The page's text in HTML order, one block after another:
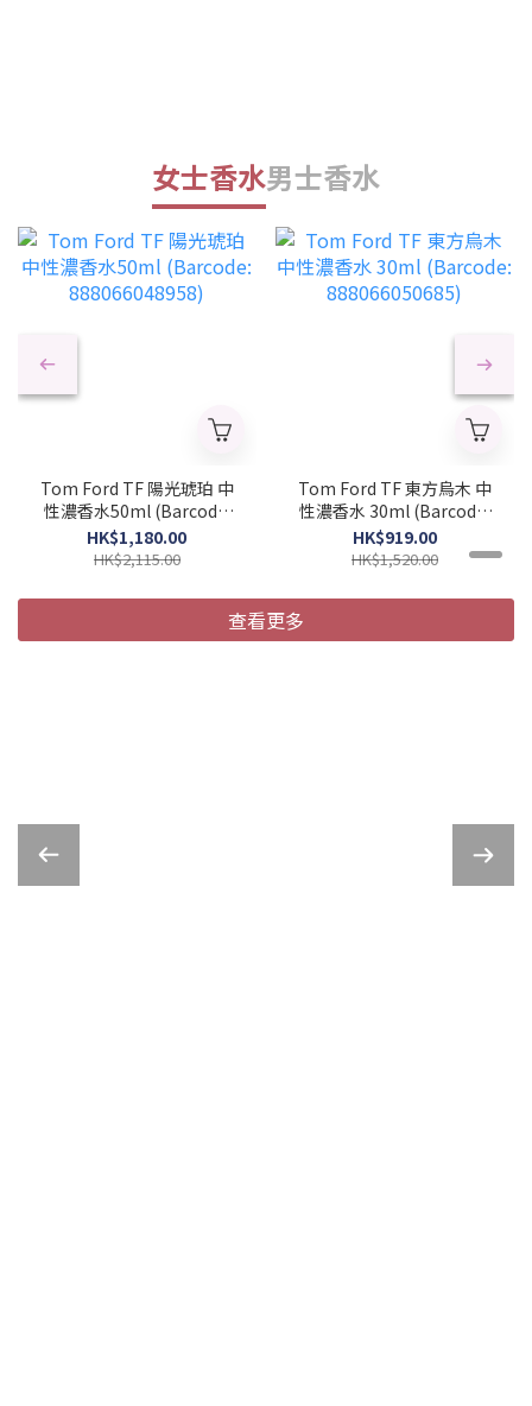
女士香水男士香水
Tom Ford TF 陽光琥珀 中
性濃香水50ml (Barcode:
888066048958)
HK$1,180.00
HK$2,115.00
Tom Ford TF 東方烏木 中
性濃香水 30ml (Barcode:
888066050685)
HK$919.00
HK$1,520.00
查看更多